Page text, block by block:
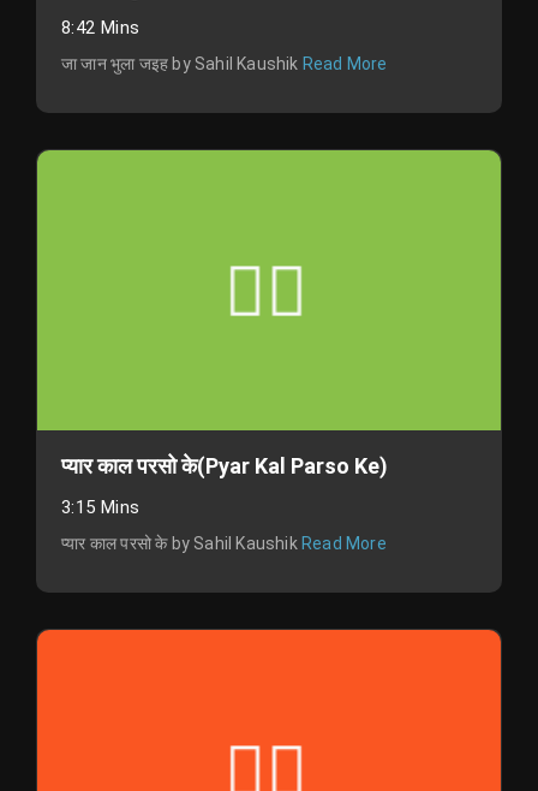
8:42 Mins
जा जान भुला जइह by Sahil Kaushik Read More
प्यार काल परसो के(Pyar Kal Parso Ke)
3:15 Mins
प्यार काल परसो के by Sahil Kaushik Read More